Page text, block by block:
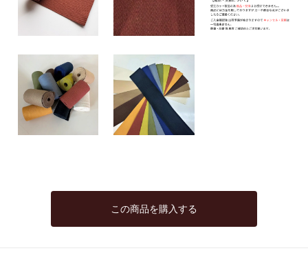
この商品を購入する